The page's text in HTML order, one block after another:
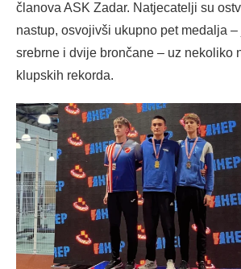
članova ASK Zadar. Natjecatelji su
nastup, osvojivši ukupno pet medalja
srebrne i dvije brončane – uz nekoliko
klupskih rekorda.